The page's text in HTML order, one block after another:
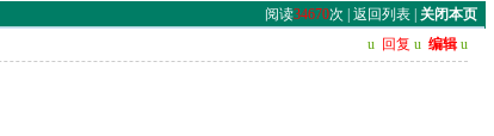
阅读34670次 | 返回列表| 关闭本页
u 回复 u 编辑 u